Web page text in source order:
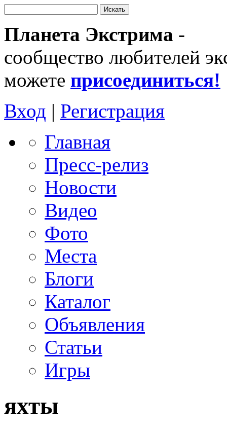
Планета Экстрима -
сообщество любителей
можете присоединиться!
Вход | Регистрация
Главная
Пресс-релиз
Новости
Видео
Фото
Места
Блоги
Каталог
Объявления
Статьи
Игры
яхты